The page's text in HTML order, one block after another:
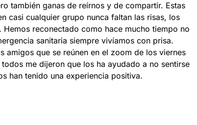
también ganas de reírnos y de compartir. Estas
casi cualquier grupo nunca faltan las risas, los
reconectado como hace mucho tiempo no
sanitaria siempre vivíamos con prisa.
amigos que se reúnen en el zoom de los viernes
me dijeron que los ha ayudado a no sentirse
han tenido una experiencia positiva.